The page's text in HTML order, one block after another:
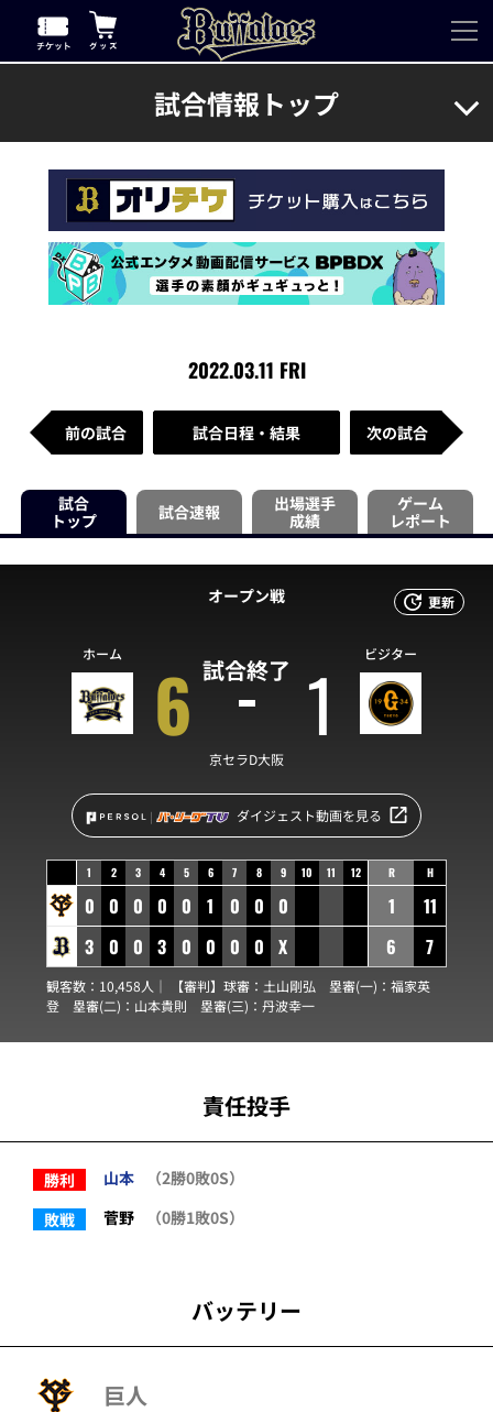
試合情報トップ
2022.03.11 FRI
前の試合 試合日程・結果 次の試合
試合
トップ
試合速報
出場選手
成績
ゲーム
レポート
更新
オープン戦
試合終了
ホーム 6 1 ビジター
京セラD大阪
ダイジェスト動画を見る
1 2 3 4 5 6 7 8 9 10 11 12
0 0 0 0 0 1 0 0 0
3 0 0 3 0 0 0 0 X
R H
1
11
6
7
観客数：10,458人｜ 【審判】球審： 土山剛弘 塁審(一)： 福家英
登 塁審(二)： 山本貴則 塁審(三)： 丹波幸一
責任投手
勝利 山本
（2勝0敗0S）
敗戦
菅野 （0勝1敗0S）
バッテリー
巨人